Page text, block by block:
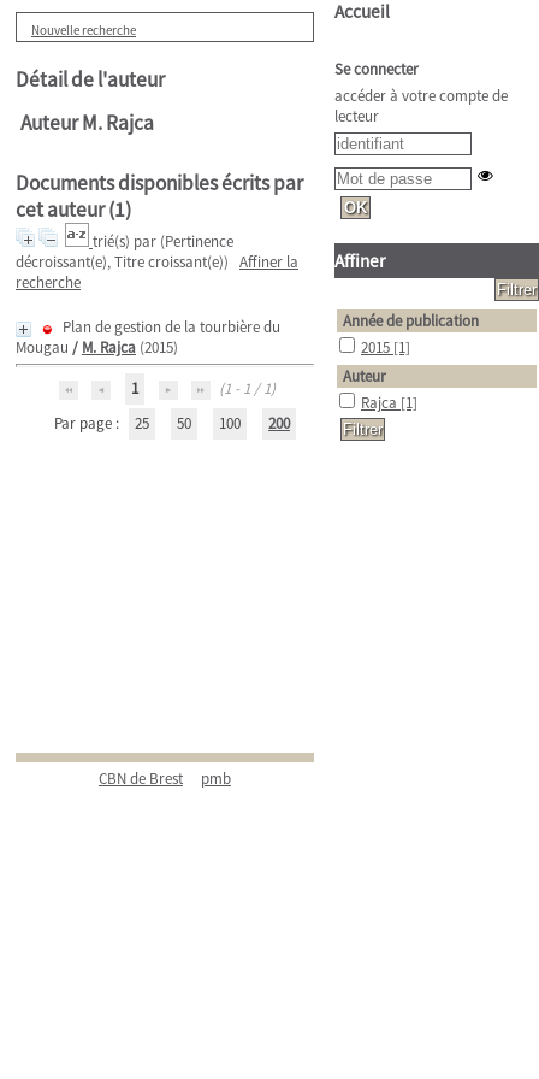
Nouvelle recherche
Détail de l'auteur
Auteur M. Rajca
Documents disponibles écrits par
cet auteur (1)
trié(s) par (Pertinence
décroissant(e), Titre croissant(e)) Affiner la
recherche
Plan de gestion de la tourbière du
Mougau / M. Rajca (2015)
1
(1 - 1 / 1)
Par page :
25 50 100 200
CBN de Brest pmb
Accueil
Se connecter
accéder à votre compte de
lecteur
Affiner
Année de publication
2015 [1]
Auteur
Rajca [1]